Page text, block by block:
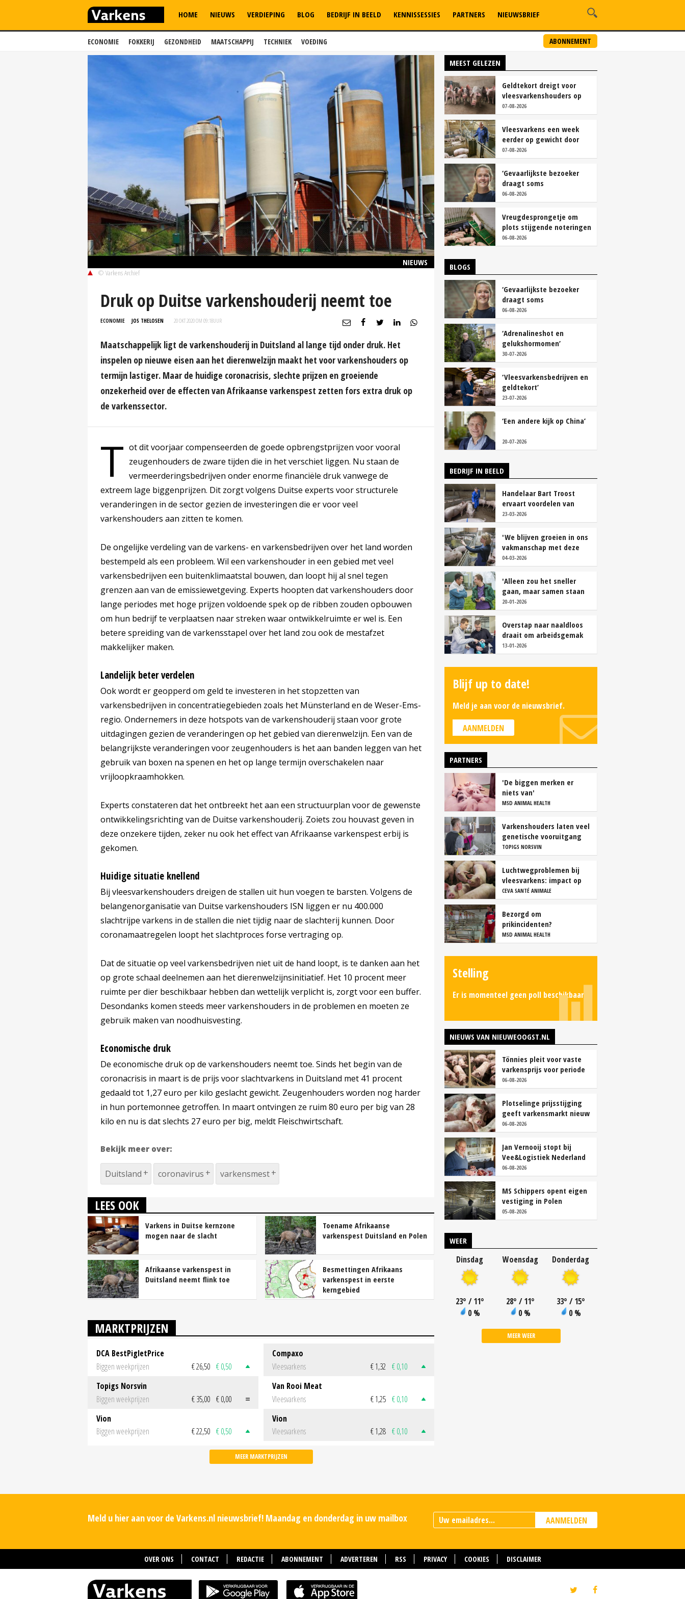
ECONOMIE FOKKERIJ GEZONDHEID MAATSCHAPPIJ TECHNIEK VOEDING ABONNEMENT
HOME NIEUWS VERDIEPING BLOG BEDRIJF IN BEELD KENNISSESSIES PARTNERS NIEUWSBRIEF
NIEUWS
© Varkens Archief
Druk op Duitse varkenshouderij neemt toe
ECONOMIE JOS THELOSEN 20 OKT 2020 OM 09:18UUR
Maatschappelijk ligt de varkenshouderij in Duitsland al lange tijd onder druk. Het
inspelen op nieuwe eisen aan het dierenwelzijn maakt het voor varkenshouders op
termijn lastiger. Maar de huidige coronacrisis, slechte prijzen en groeiende
onzekerheid over de effecten van Afrikaanse varkenspest zetten fors extra druk op
de varkenssector.
T ot dit voorjaar compenseerden de goede opbrengstprijzen voor vooral
zeugenhouders de zware tijden die in het verschiet liggen. Nu staan de
vermeerderingsbedrijven onder enorme financiële druk vanwege de
extreem lage biggenprijzen. Dit zorgt volgens Duitse experts voor structurele
veranderingen in de sector gezien de investeringen die er voor veel
varkenshouders aan zitten te komen.
De ongelijke verdeling van de varkens- en varkensbedrijven over het land worden
bestempeld als een probleem. Wil een varkenshouder in een gebied met veel
varkensbedrijven een buitenklimaatstal bouwen, dan loopt hij al snel tegen
grenzen aan van de emissiewetgeving. Experts hoopten dat varkenshouders door
lange periodes met hoge prijzen voldoende spek op de ribben zouden opbouwen
om hun bedrijf te verplaatsen naar streken waar ontwikkelruimte er wel is. Een
betere spreiding van de varkensstapel over het land zou ook de mestafzet
makkelijker maken.
Landelijk beter verdelen
Ook wordt er geopperd om geld te investeren in het stopzetten van
varkensbedrijven in concentratiegebieden zoals het Münsterland en de Weser-Ems-
regio. Ondernemers in deze hotspots van de varkenshouderij staan voor grote
uitdagingen gezien de veranderingen op het gebied van dierenwelzijn. Een van de
belangrijkste veranderingen voor zeugenhouders is het aan banden leggen van het
gebruik van boxen na spenen en het op lange termijn overschakelen naar
vrijloopkraamhokken.
Experts constateren dat het ontbreekt het aan een structuurplan voor de gewenste
ontwikkelingsrichting van de Duitse varkenshouderij. Zoiets zou houvast geven in
deze onzekere tijden, zeker nu ook het effect van Afrikaanse varkenspest erbij is
gekomen.
Huidige situatie knellend
Bij vleesvarkenshouders dreigen de stallen uit hun voegen te barsten. Volgens de
belangenorganisatie van Duitse varkenshouders ISN liggen er nu 400.000
slachtrijpe varkens in de stallen die niet tijdig naar de slachterij kunnen. Door
coronamaatregelen loopt het slachtproces forse vertraging op.
Dat de situatie op veel varkensbedrijven niet uit de hand loopt, is te danken aan het
op grote schaal deelnemen aan het dierenwelzijnsinitiatief. Het 10 procent meer
ruimte per dier beschikbaar hebben dan wettelijk verplicht is, zorgt voor een buffer.
Desondanks komen steeds meer varkenshouders in de problemen en moeten ze
gebruik maken van noodhuisvesting.
Economische druk
De economische druk op de varkenshouders neemt toe. Sinds het begin van de
coronacrisis in maart is de prijs voor slachtvarkens in Duitsland met 41 procent
gedaald tot 1,27 euro per kilo geslacht gewicht. Zeugenhouders worden nog harder
in hun portemonnee getroffen. In maart ontvingen ze ruim 80 euro per big van 28
kilo en nu is dat slechts 27 euro per big, meldt Fleischwirtschaft.
Bekijk meer over:
Duitsland coronavirus varkensmest
LEES OOK
Varkens in Duitse kernzone
mogen naar de slacht
Toename Afrikaanse
varkenspest Duitsland en Polen
Afrikaanse varkenspest in
Duitsland neemt flink toe
Besmettingen Afrikaans
varkenspest in eerste
kerngebied
MARKTPRIJZEN
DCA BestPigletPrice
Biggen weekprijzen
€ 26,50 € 0,50
Topigs Norsvin
Biggen weekprijzen
€ 35,00 € 0,00
Vion
Biggen weekprijzen
€ 22,50 € 0,50
Compaxo
Vleesvarkens
€ 1,32 € 0,10
Van Rooi Meat
Vleesvarkens
€ 1,25 € 0,10
Vion
Vleesvarkens
€ 1,28 € 0,10
MEER MARKTPRIJZEN
MEEST GELEZEN
Geldtekort dreigt voor
vleesvarkenshouders op
vrije markt
07-08-2026
Vleesvarkens een week
eerder op gewicht door
continu aanbod van
brijvoer
07-08-2026
‘Gevaarlijkste bezoeker
draagt soms
overschoenen’
06-08-2026
Vreugdesprongetje om
plots stijgende noteringen
06-08-2026
BLOGS
‘Gevaarlijkste bezoeker
draagt soms
overschoenen’
06-08-2026
‘Adrenalineshot en
gelukshormomen’
30-07-2026
‘Vleesvarkensbedrijven en
geldtekort’
23-07-2026
‘Een andere kijk op China’
20-07-2026
BEDRIJF IN BEELD
Handelaar Bart Troost
ervaart voordelen van
coöperatieve voerfusie
23-03-2026
'We blijven groeien in ons
vakmanschap met deze
teamaanpak'
04-03-2026
'Alleen zou het sneller
gaan, maar samen staan
we stukken sterker'
20-01-2026
Overstap naar naaldloos
draait om arbeidsgemak
en diervriendelijkheid
13-01-2026
Blijf up to date!
Meld je aan voor de nieuwsbrief.
AANMELDEN
PARTNERS
'De biggen merken er
niets van'
MSD ANIMAL HEALTH
Varkenshouders laten veel
genetische vooruitgang
liggen
TOPIGS NORSVIN
Luchtwegproblemen bij
vleesvarkens: impact op
karkas- en vleeskwaliteit
CEVA SANTÉ ANIMALE
Bezorgd om
prikincidenten?
MSD ANIMAL HEALTH
Stelling
Er is momenteel geen poll beschikbaar.
NIEUWS VAN NIEUWEOOGST.NL
Tönnies pleit voor vaste
varkensprijs voor periode
van zes maanden
06-08-2026
Plotselinge prijsstijging
geeft varkensmarkt nieuw
perspectief
06-08-2026
Jan Vernooij stopt bij
Vee&Logistiek Nederland
06-08-2026
MS Schippers opent eigen
vestiging in Polen
05-08-2026
WEER
Dinsdag
23° / 11°
0 %
Woensdag
28° / 11°
0 %
Donderdag
33° / 15°
0 %
MEER WEER
Meld u hier aan voor de Varkens.nl nieuwsbrief! Maandag en donderdag in uw mailbox AANMELDEN
OVER ONS CONTACT REDACTIE ABONNEMENT ADVERTEREN RSS PRIVACY COOKIES DISCLAIMER